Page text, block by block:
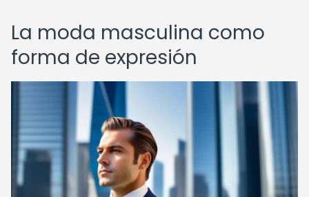
La moda masculina como
forma de expresión